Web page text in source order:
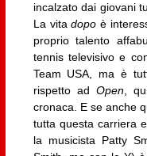
incalzato dai giovani
La vitadopoè
proprio talento
tennis televisivo e
Team USA, ma è
rispetto adOpen ,
cronaca. E se anche
tutta questa carriera
la musicista Patty